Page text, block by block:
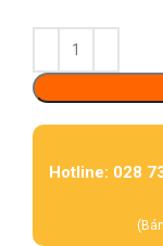
Hotline: 028